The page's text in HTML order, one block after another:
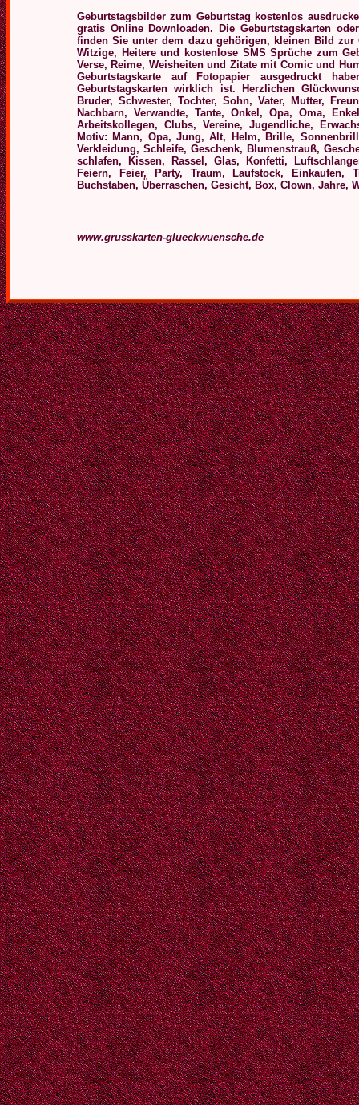
Geburtstagsbilder zum Geburtstag kostenlos
gratis Online Downloaden.
Die Geburtstagskarten
finden Sie unter dem dazu gehörigen, kleinen Bild
Witzige, Heitere und kostenloseSMS Sprüche zum
Verse, Reime, Weisheiten und Zitate mit Comic und
Geburtstagskarte auf Fotopapier ausgedruckt
Geburtstagskarten wirklich ist.
Herzlichen
Bruder, Schwester, Tochter, Sohn, Vater, Mutter,
Nachbarn, Verwandte, Tante, Onkel, Opa, Oma,
Arbeitskollegen, Clubs, Vereine, Jugendliche,
Motiv: Mann, Opa, Jung, Alt, Helm, Brille,
Verkleidung, Schleife, Geschenk, Blumenstrauß,
schlafen, Kissen, Rassel, Glas, Konfetti,
Feiern, Feier, Party, Traum, Laufstock, Einkaufen,
Buchstaben, Überraschen, Gesicht, Box, Clown, Jahre,
www.grusskarten-glueckwuensche.de